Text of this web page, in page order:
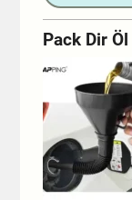
Pack Dir